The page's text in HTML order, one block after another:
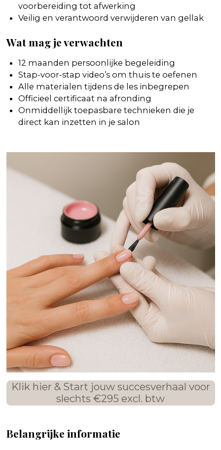
voorbereiding tot afwerking
Veilig en verantwoord verwijderen van gellak
Wat mag je verwachten
12 maanden persoonlijke begeleiding
Stap-voor-stap video’s om thuis te oefenen
Alle materialen tijdens de les inbegrepen
Officieel certificaat na afronding
Onmiddellijk toepasbare technieken die je
direct kan inzetten in je salon
Klik hier & Start jouw succesverhaal voor
slechts €295 excl. btw
Belangrijke informatie